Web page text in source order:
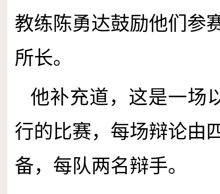
教练陈勇达鼓励他们参
所长。
他补充道，这是一场
行的比赛，每场辩论由
备，每队两名辩手。